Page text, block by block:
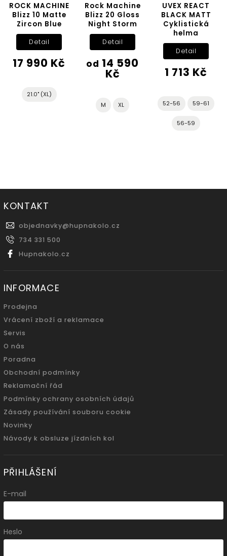
ROCK MACHINE
Blizz 10 Matte
Zircon Blue
17 990 Kč
Detail
21.0" (XL)
Rock Machine
Blizz 20 Gloss
Night Storm
od 14 590
Kč
Detail
M XL
UVEX REACT
BLACK MATT
Cyklistická
helma
1 713 Kč
Detail
52-56 59-61
56-59
KONTAKT
objednavky@hupnakolo.cz
734 331 500
Hupnakolo.cz
INFORMACE
Prodejna
Vrácení zboží a reklamace
Servis
O nás
Poradna
Obchodní podmínky
Reklamační řád
Podmínky ochrany osobních údajů
Zásady používání souboru cookie
Novinky
Návody k obsluze jízdních kol
PŘIHLÁŠENÍ
E-mail
Heslo